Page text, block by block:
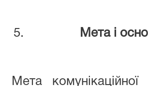
Мета і
Мета